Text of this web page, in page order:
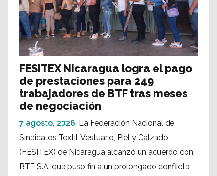
FESITEX Nicaragua logra el pago
de prestaciones para 249
trabajadores de BTF tras meses
de negociación
7 agosto, 2026
La Federación Nacional de
Sindicatos Textil, Vestuario, Piel y Calzado
(FESITEX) de Nicaragua alcanzó un acuerdo con
BTF S.A. que puso fin a un prolongado conflicto